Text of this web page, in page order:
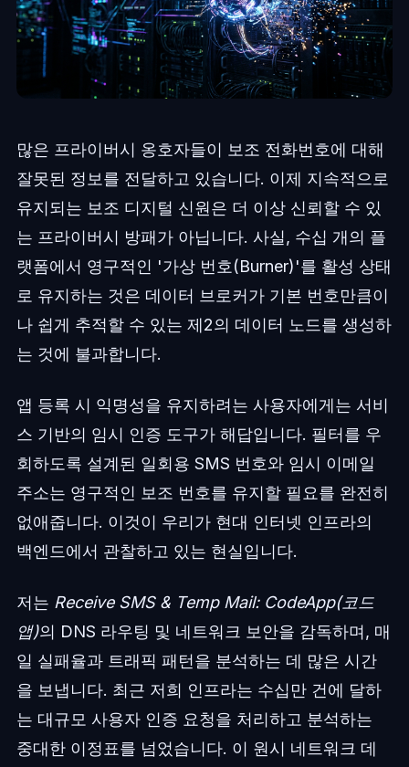
많은 프라이버시 옹호자들이 보조 전화번호에 대해
잘못된 정보를 전달하고 있습니다. 이제 지속적으로
유지되는 보조 디지털 신원은 더 이상 신뢰할 수 있
는 프라이버시 방패가 아닙니다. 사실, 수십 개의 플
랫폼에서 영구적인 '가상 번호(Burner)'를 활성 상태
로 유지하는 것은 데이터 브로커가 기본 번호만큼이
나 쉽게 추적할 수 있는 제2의 데이터 노드를 생성하
는 것에 불과합니다.
앱 등록 시 익명성을 유지하려는 사용자에게는 서비
스 기반의 임시 인증 도구가 해답입니다. 필터를 우
회하도록 설계된 일회용 SMS 번호와 임시 이메일
주소는 영구적인 보조 번호를 유지할 필요를 완전히
없애줍니다. 이것이 우리가 현대 인터넷 인프라의
백엔드에서 관찰하고 있는 현실입니다.
저는 Receive SMS & Temp Mail: CodeApp(코드
앱)의 DNS 라우팅 및 네트워크 보안을 감독하며, 매
일 실패율과 트래픽 패턴을 분석하는 데 많은 시간
을 보냅니다. 최근 저희 인프라는 수십만 건에 달하
는 대규모 사용자 인증 요청을 처리하고 분석하는
중대한 이정표를 넘었습니다. 이 원시 네트워크 데